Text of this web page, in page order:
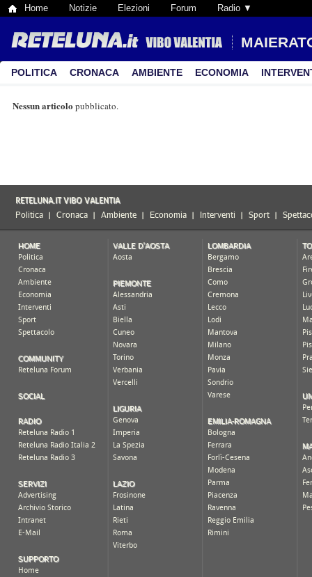
Home Notizie Elezioni Forum Radio ▼
POLITICA CRONACA AMBIENTE ECONOMIA
Nessun articolo pubblicato.